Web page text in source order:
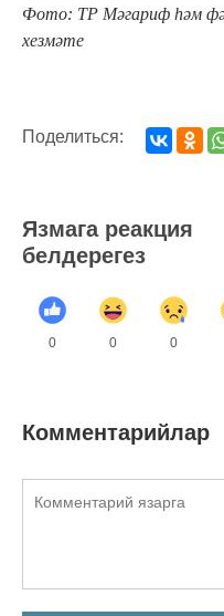
Фото: ТР Мәгариф һәм
хезмәте
Поделиться:
Язмага реакция
белдерегез
0 0 0
Комментарийлар